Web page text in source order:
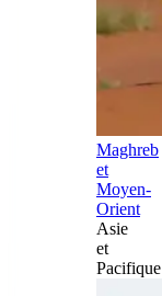
Maghreb
et
Moyen-
Orient
Asie
et
Pacifique